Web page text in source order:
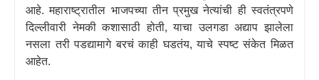
आहे. महाराष्ट्रातील भाजपच्या तीन प्रमुख नेत्यांची ही स्वतंत्रपणे
दिल्लीवारी नेमकी कशासाठी होती,याचा उलगडा अद्याप झालेला
नसला तरी पडद्यामागे बरचं काही घडतंय,याचे स्पष्ट संकेत मिळत
आहेत.